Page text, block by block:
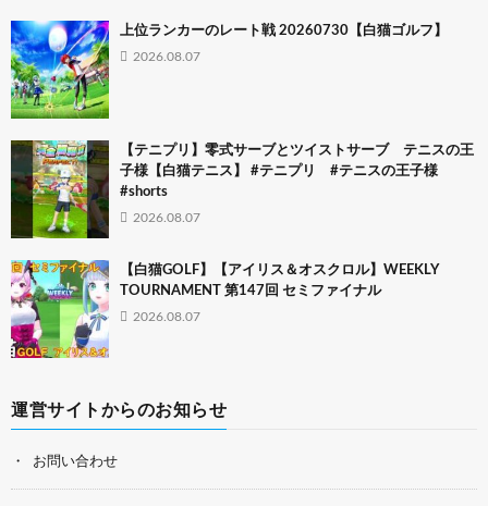
上位ランカーのレート戦 20260730【白猫ゴルフ】
2026.08.07
【テニプリ】零式サーブとツイストサーブ テニスの王
子様【白猫テニス】 #テニプリ #テニスの王子様
#shorts
2026.08.07
【白猫GOLF】【アイリス＆オスクロル】WEEKLY
TOURNAMENT 第147回 セミファイナル
2026.08.07
運営サイトからのお知らせ
お問い合わせ